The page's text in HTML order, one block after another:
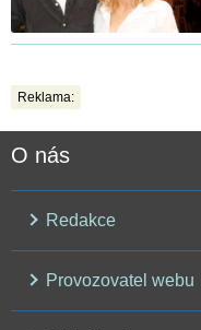
Reklama:
O nás
Redakce
Provozovatel webu